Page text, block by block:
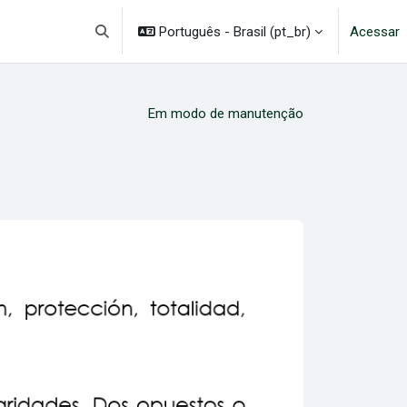
Alternar entrada de pesquisa
Português - Brasil ‎(pt_br)‎ Acessar
Em modo de manutenção